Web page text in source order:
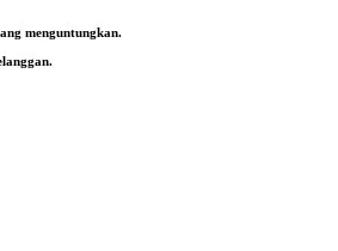
menguntungkan.